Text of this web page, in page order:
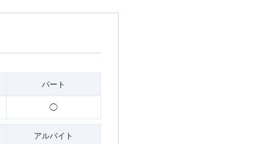
パート
◯
アルバイト